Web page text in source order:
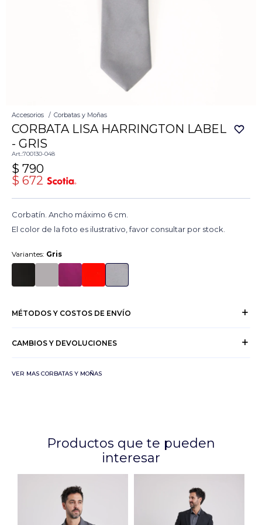
Accesorios Corbatas y Moñas
CORBATA LISA HARRINGTON LABEL
- GRIS
700130-048
$ 790
$ 672
Corbatín. Ancho máximo 6 cm.
El color de la foto es ilustrativo, favor consultar por stock.
Variantes: Gris
MÉTODOS Y COSTOS DE ENVÍO
CAMBIOS Y DEVOLUCIONES
VER MAS CORBATAS Y MOÑAS
Productos que te pueden
interesar